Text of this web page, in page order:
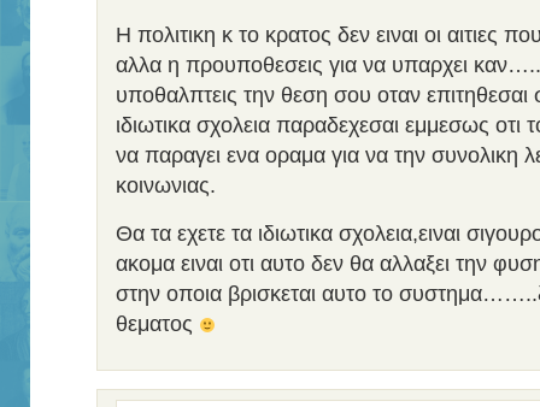
Η πολιτικη κ το κρατος δεν ειναι οι αιτιες
αλλα η προυποθεσεις για να υπαρχει
υποθαλπτεις την θεση σου οταν επιτηθεσαι
ιδιωτικα σχολεια παραδεχεσαι εμμεσως οτι
να παραγει ενα οραμα για να την συνολικη
κοινωνιας.
Θα τα εχετε τα ιδιωτικα σχολεια,ειναι
ακομα ειναι οτι αυτο δεν θα αλλαξει την
στην οποια βρισκεται αυτο το
θεματος